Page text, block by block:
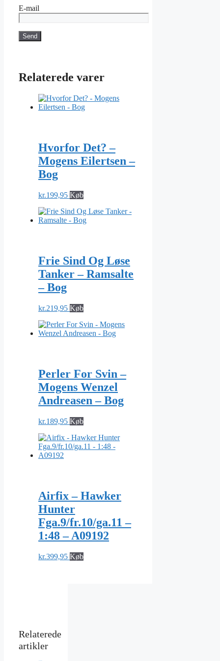
E-mail
Relaterede varer
Hvorfor Det? –
Mogens Eilertsen –
Bog
kr.199,95 Køb
Frie Sind Og Løse
Tanker – Ramsalte
– Bog
kr.219,95 Køb
Perler For Svin –
Mogens Wenzel
Andreasen – Bog
kr.189,95 Køb
Airfix – Hawker
Hunter
Fga.9/fr.10/ga.11 –
1:48 – A09192
kr.399,95 Køb